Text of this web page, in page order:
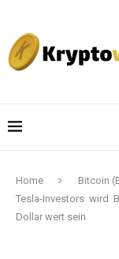
Home Bitcoin
Tesla-Investors wird
Dollar wert sein